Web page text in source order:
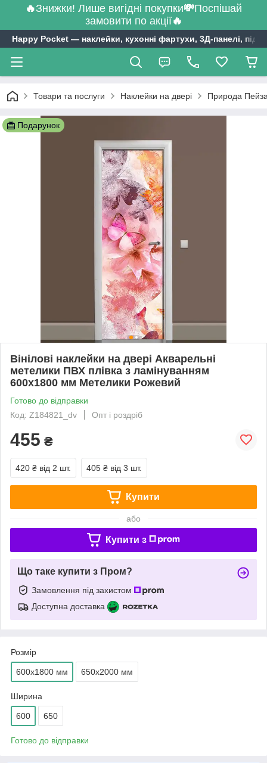
🔥Знижки! Лише вигідні покупки💸Поспішай
замовити по акції🔥
Happy Pocket ― наклейки, кухонні фартухи, 3Д-панелі,
Товари та послуги Наклейки на двері Природа
Подарунок
Вінілові наклейки на двері Акварельні
метелики ПВХ плівка з ламінуванням
600х1800 мм Метелики Рожевий
Готово до відправки
Код: Z184821_dv
Опт і роздріб
455 ₴
420 ₴ від 2 шт. 405 ₴ від 3 шт.
Купити
або
Купити з
Що таке купити з Пром?
Замовлення під захистом
Доступна доставка
Розмір
600х1800 мм 650х2000 мм
Ширина
600 650
Готово до відправки